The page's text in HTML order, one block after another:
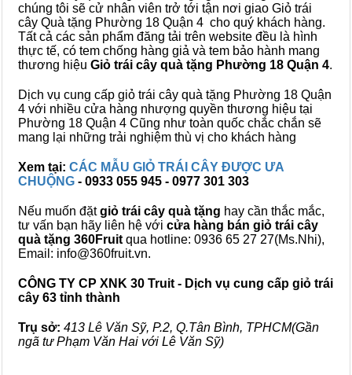
chúng tôi sẽ cử nhân viên trở tới tận nơi giao Giỏ trái
cây Quà tặng Phường 18 Quận 4 cho quý khách hàng.
Tất cả các sản phẩm đăng tải trên website đều là hình
thực tế, có tem chống hàng giả và tem bảo hành mang
thương hiệu Giỏ trái cây quà tặng Phường 18 Quận 4.
Dịch vụ cung cấp giỏ trái cây quà tặng Phường 18 Quận
4 với nhiều cửa hàng nhượng quyền thương hiệu tại
Phường 18 Quận 4 Cũng như toàn quốc chắc chắn sẽ
mang lại những trải nghiệm thù vị cho khách hàng
Xem tại: CÁC MẪU GIỎ TRÁI CÂY ĐƯỢC ƯA
CHUỘNG - 0933 055 945 - 0977 301 303
Nếu muốn đặtgiỏ trái cây quà tặng hay cần thắc mắc,
tư vấn bạn hãy liên hệ với cửa hàng bán giỏ trái cây
quà tặng 360Fruit qua hotline: 0936 65 27 27(Ms.Nhi),
Email: info@360fruit.vn.
CÔNG TY CP XNK 30 Truit - Dịch vụ cung cấp giỏ trái
cây 63 tỉnh thành
Trụ sở: 413 Lê Văn Sỹ, P.2, Q.Tân Bình, TPHCM(Gần
ngã tư Phạm Văn Hai với Lê Văn Sỹ)